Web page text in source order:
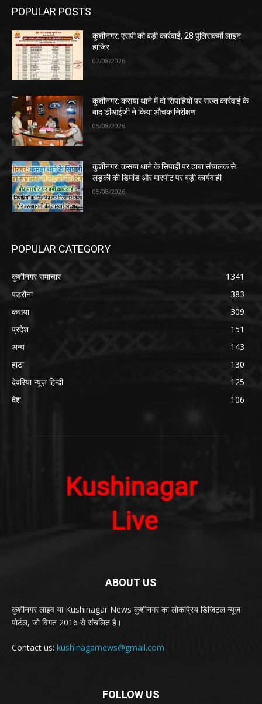
POPULAR POSTS
कुशीनगर: एसपी की बड़ी कार्रवाई, 28 पुलिसकर्मी लाइन
हाजिर
07/08/2026
कुशीनगर: कसया थाने में दो सिपाहियों पर सख्त कार्रवाई के
बाद डीआईजी ने किया औचक निरीक्षण
05/08/2026
कुशीनगर: कसया थाने के सिपाही पर ढाबा संचालक से
लड़की की डिमांड और मारपीट पर बड़ी कार्यवाही
05/08/2026
POPULAR CATEGORY
कुशीनगर समाचार
1341
पडरौना
383
कसया
309
प्रदेश
151
अन्य
143
हाटा
130
देवरिया न्यूज़ हिन्दी
125
देश
106
ABOUT US
कुशीनगर लाइव या Kushinagar News कुशीनगर का लोकप्रिय डिजिटल न्यूज़
पोर्टल, जो विगत 2016 से संचलित है।
Contact us: kushinagarnews@gmail.com
FOLLOW US